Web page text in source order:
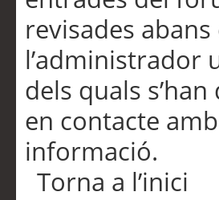
revisades
l’administrador
dels quals
en contacte
informació.
Torna a l’inici